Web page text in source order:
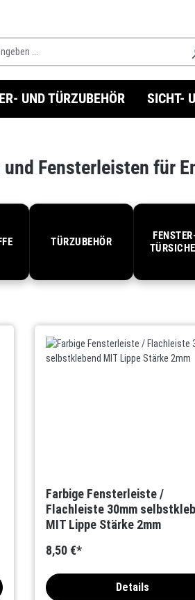
UND TÜRZUBEHÖR SICHT-
Fensterleisten für
TÜRZUBEHÖR
Farbige Fensterleiste /
Flachleiste 30mm
MIT Lippe Stärke 2mm
8,50 €*
Details